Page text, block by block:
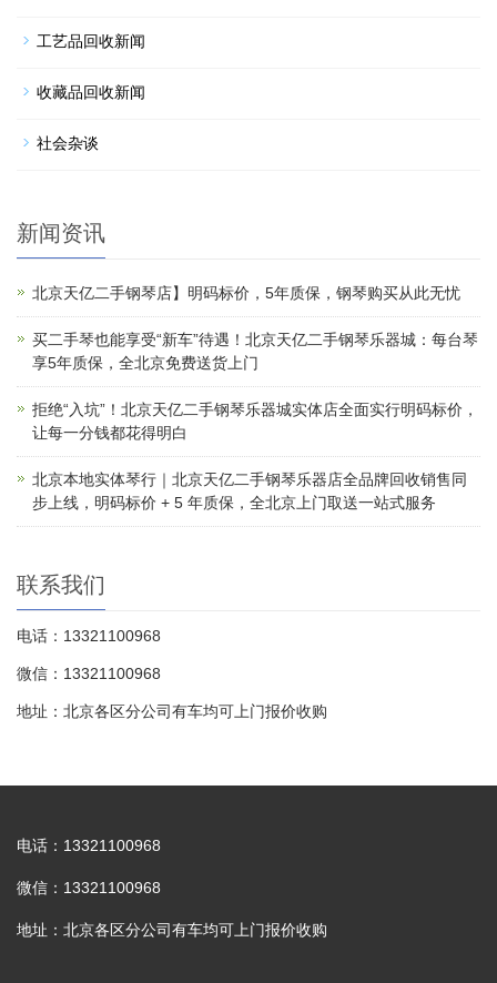
工艺品回收新闻
收藏品回收新闻
社会杂谈
新闻资讯
北京天亿二手钢琴店】明码标价，5年质保，钢琴购买从此无忧
买二手琴也能享受“新车”待遇！北京天亿二手钢琴乐器城：每台琴
享5年质保，全北京免费送货上门
拒绝“入坑”！北京天亿二手钢琴乐器城实体店全面实行明码标价，
让每一分钱都花得明白
北京本地实体琴行｜北京天亿二手钢琴乐器店全品牌回收销售同
步上线，明码标价 + 5 年质保，全北京上门取送一站式服务
联系我们
电话：13321100968
微信：13321100968
地址：北京各区分公司有车均可上门报价收购
电话：13321100968
微信：13321100968
地址：北京各区分公司有车均可上门报价收购